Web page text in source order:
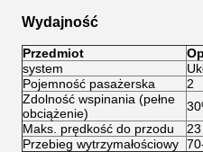
Wydajność
Przedmiot
system
Pojemność pasażerska
2
Zdolność wspinania (pełne
obciążenie)
Maks. prędkość do przodu
Przebieg wytrzymałościowy